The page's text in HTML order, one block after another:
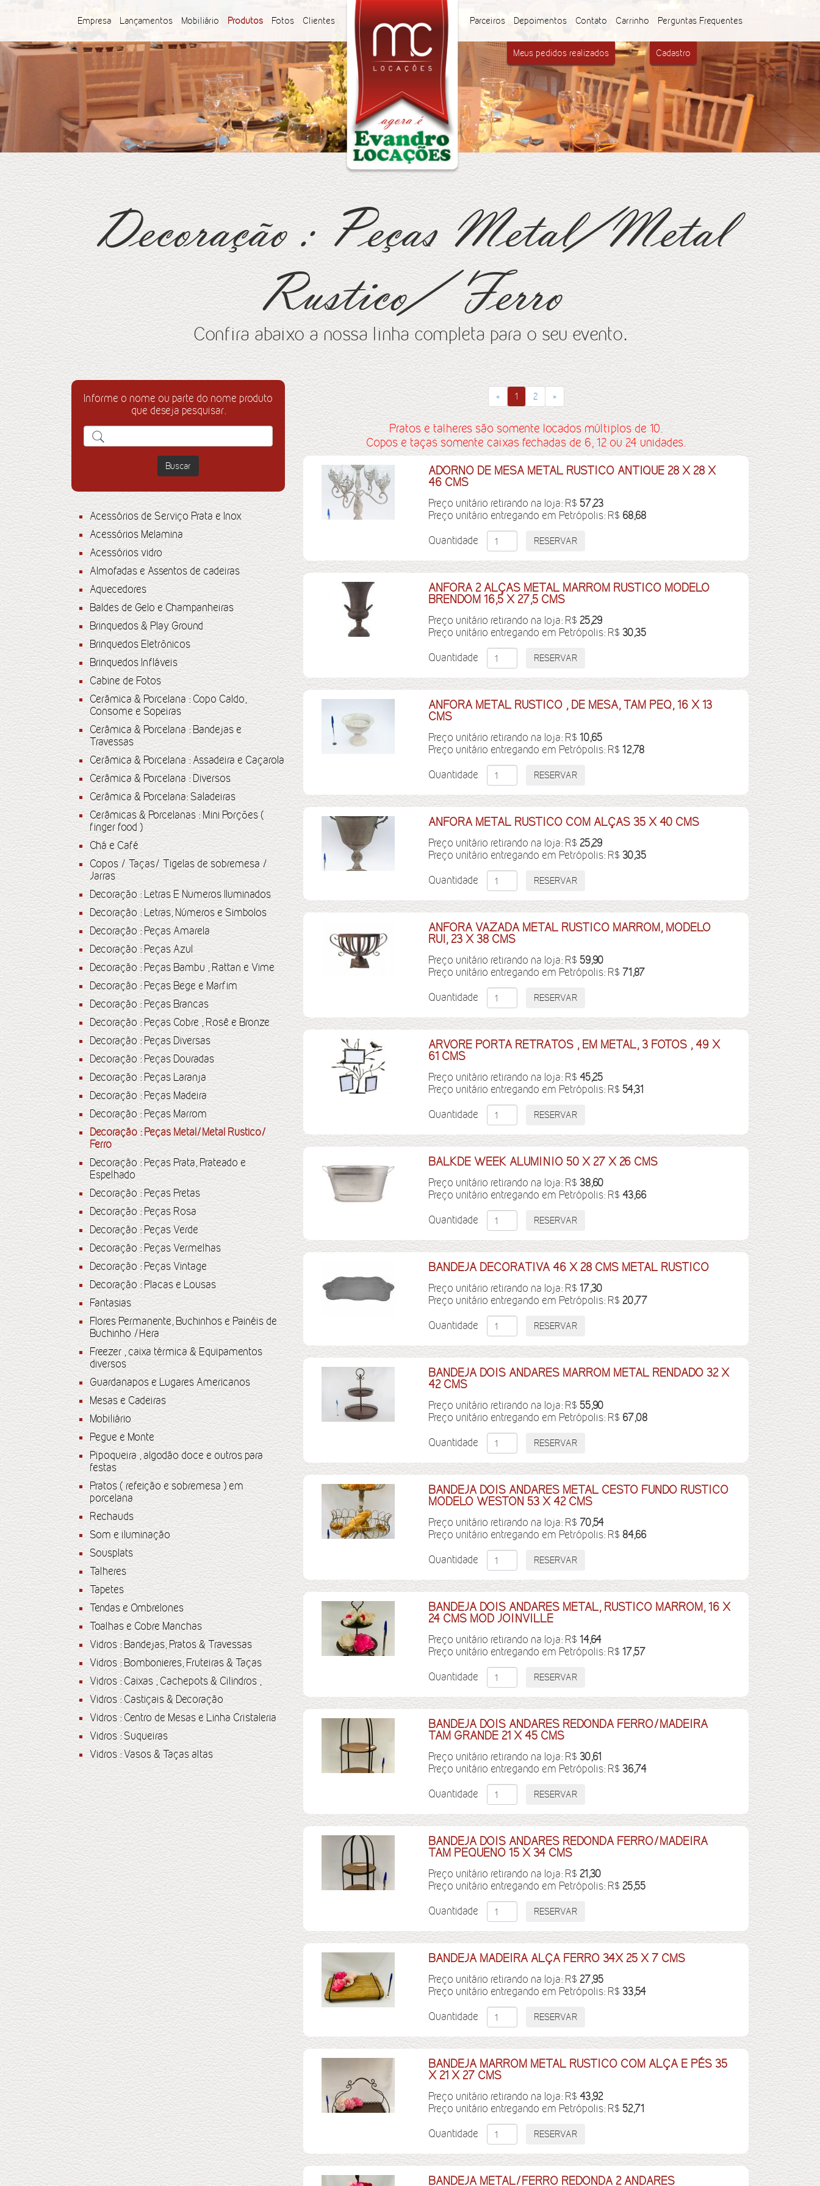
Empresa Lançamentos Mobiliário Produtos Fotos Clientes Parceiros Depoimentos Contato Carrinho Perguntas Frequentes
Meus pedidos realizados Cadastro
Decoração : Peças Metal/Metal
Rustico/ Ferro
Confira abaixo a nossa linha completa para o seu evento.
Informe o nome ou parte do nome produto
que deseja pesquisar.
Buscar
Acessórios de Serviço Prata e Inox
Acessórios Melamina
Acessórios vidro
Almofadas e Assentos de cadeiras
Aquecedores
Baldes de Gelo e Champanheiras
Brinquedos & Play Ground
Brinquedos Eletrônicos
Brinquedos Infláveis
Cabine de Fotos
Cerâmica & Porcelana : Copo Caldo,
Consome e Sopeiras
Cerâmica & Porcelana : Bandejas e
Travessas
Cerâmica & Porcelana : Assadeira e Caçarola
Cerâmica & Porcelana : Diversos
Cerâmica & Porcelana: Saladeiras
Cerâmicas & Porcelanas : Mini Porções (
finger food )
Chá e Café
Copos / Taças/ Tigelas de sobremesa /
Jarras
Decoração : Letras E Numeros Iluminados
Decoração : Letras, Números e Simbolos
Decoração : Peças Amarela
Decoração : Peças Azul
Decoração : Peças Bambu , Rattan e Vime
Decoração : Peças Bege e Marfim
Decoração : Peças Brancas
Decoração : Peças Cobre , Rosê e Bronze
Decoração : Peças Diversas
Decoração : Peças Douradas
Decoração : Peças Laranja
Decoração : Peças Madeira
Decoração : Peças Marrom
Decoração : Peças Metal/Metal Rustico/
Ferro
Decoração : Peças Prata, Prateado e
Espelhado
Decoração : Peças Pretas
Decoração : Peças Rosa
Decoração : Peças Verde
Decoração : Peças Vermelhas
Decoração : Peças Vintage
Decoração : Placas e Lousas
Fantasias
Flores Permanente, Buchinhos e Painéis de
Buchinho /Hera
Freezer , caixa térmica & Equipamentos
diversos
Guardanapos e Lugares Americanos
Mesas e Cadeiras
Mobiliário
Pegue e Monte
Pipoqueira , algodão doce e outros para
festas
Pratos ( refeição e sobremesa ) em
porcelana
Rechauds
Som e iluminação
Sousplats
Talheres
Tapetes
Tendas e Ombrelones
Toalhas e Cobre Manchas
Vidros : Bandejas, Pratos & Travessas
Vidros : Bombonieres, Fruteiras & Taças
Vidros : Caixas , Cachepots & Cilindros ,
Vidros : Castiçais & Decoração
Vidros : Centro de Mesas e Linha Cristaleria
Vidros : Suqueiras
Vidros : Vasos & Taças altas
« 1 2 »
Pratos e talheres são somente locados múltiplos de 10.
Copos e taças somente caixas fechadas de 6, 12 ou 24 unidades.
ADORNO DE MESA METAL RUSTICO ANTIQUE 28 X 28 X
46 CMS
Preço unitário retirando na loja: R$ 57,23
Preço unitário entregando em Petrópolis: R$ 68,68
Quantidade
ANFORA 2 ALÇAS METAL MARROM RUSTICO MODELO
BRENDOM 16,5 X 27,5 CMS
Preço unitário retirando na loja: R$ 25,29
Preço unitário entregando em Petrópolis: R$ 30,35
Quantidade
ANFORA METAL RUSTICO , DE MESA, TAM PEQ, 16 X 13
CMS
Preço unitário retirando na loja: R$ 10,65
Preço unitário entregando em Petrópolis: R$ 12,78
Quantidade
ANFORA METAL RUSTICO COM ALÇAS 35 X 40 CMS
Preço unitário retirando na loja: R$ 25,29
Preço unitário entregando em Petrópolis: R$ 30,35
Quantidade
ANFORA VAZADA METAL RUSTICO MARROM, MODELO
RUI, 23 X 38 CMS
Preço unitário retirando na loja: R$ 59,90
Preço unitário entregando em Petrópolis: R$ 71,87
Quantidade
ARVORE PORTA RETRATOS , EM METAL, 3 FOTOS , 49 X
61 CMS
Preço unitário retirando na loja: R$ 45,25
Preço unitário entregando em Petrópolis: R$ 54,31
Quantidade
BALKDE WEEK ALUMINIO 50 X 27 X 26 CMS
Preço unitário retirando na loja: R$ 38,60
Preço unitário entregando em Petrópolis: R$ 43,66
Quantidade
BANDEJA DECORATIVA 46 X 28 CMS METAL RUSTICO
Preço unitário retirando na loja: R$ 17,30
Preço unitário entregando em Petrópolis: R$ 20,77
Quantidade
BANDEJA DOIS ANDARES MARROM METAL RENDADO 32 X
42 CMS
Preço unitário retirando na loja: R$ 55,90
Preço unitário entregando em Petrópolis: R$ 67,08
Quantidade
BANDEJA DOIS ANDARES METAL CESTO FUNDO RUSTICO
MODELO WESTON 53 X 42 CMS
Preço unitário retirando na loja: R$ 70,54
Preço unitário entregando em Petrópolis: R$ 84,66
Quantidade
BANDEJA DOIS ANDARES METAL, RUSTICO MARROM, 16 X
24 CMS MOD JOINVILLE
Preço unitário retirando na loja: R$ 14,64
Preço unitário entregando em Petrópolis: R$ 17,57
Quantidade
BANDEJA DOIS ANDARES REDONDA FERRO/MADEIRA
TAM GRANDE 21 X 45 CMS
Preço unitário retirando na loja: R$ 30,61
Preço unitário entregando em Petrópolis: R$ 36,74
Quantidade
BANDEJA DOIS ANDARES REDONDA FERRO/MADEIRA
TAM PEQUENO 15 X 34 CMS
Preço unitário retirando na loja: R$ 21,30
Preço unitário entregando em Petrópolis: R$ 25,55
Quantidade
BANDEJA MADEIRA ALÇA FERRO 34X 25 X 7 CMS
Preço unitário retirando na loja: R$ 27,95
Preço unitário entregando em Petrópolis: R$ 33,54
Quantidade
BANDEJA MARROM METAL RUSTICO COM ALÇA E PÉS 35
X 21 X 27 CMS
Preço unitário retirando na loja: R$ 43,92
Preço unitário entregando em Petrópolis: R$ 52,71
Quantidade
BANDEJA METAL/FERRO REDONDA 2 ANDARES